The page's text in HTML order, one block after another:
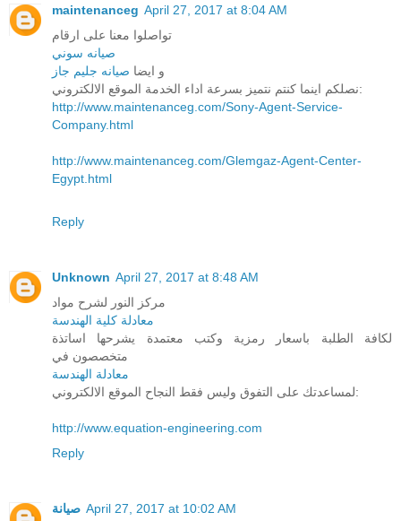
maintenanceg April 27, 2017 at 8:04 AM
تواصلوا معنا على ارقام
صيانه سوني
و ايضا صيانه جليم جاز
نصلكم اينما كنتم نتميز بسرعة اداء الخدمة الموقع الالكتروني:
http://www.maintenanceg.com/Sony-Agent-Service-
Company.html
http://www.maintenanceg.com/Glemgaz-Agent-Center-
Egypt.html
Reply
Unknown April 27, 2017 at 8:48 AM
مركز النور لشرح مواد
معادلة كلية الهندسة
لكافة الطلبة باسعار رمزية وكتب معتمدة يشرحها اساتذة
متخصصون في
معادلة الهندسة
لمساعدتك على التفوق وليس فقط النجاح الموقع الالكتروني:
http://www.equation-engineering.com
Reply
صيانة April 27, 2017 at 10:02 AM